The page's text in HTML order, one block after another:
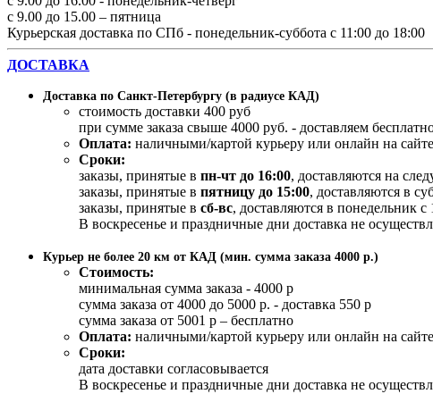
с 9.00 до 15.00 – пятница
Курьерская доставка по СПб - понедельник-суббота с 11:00 до 18:00
ДОСТАВКА
Доставка по Санкт-Петербургу (в радиусе КАД)
стоимость доставки 400 руб
при сумме заказа свыше 4000 руб. - доставляем
Оплата: наличными/картой курьеру или онлайн на сайте
Сроки:
заказы, принятые в пн-чт до 16:00, доставляются на
заказы, принятые в пятницу до 15:00, доставляются в
заказы, принятые в сб-вс, доставляются в понедельник с
В воскресенье и праздничные дни доставка не
Курьер не более 20 км от КАД (мин. сумма заказа 4000 р.)
Стоимость:
минимальная сумма заказа - 4000 р
сумма заказа от 4000 до 5000 р. - доставка 550 р
сумма заказа от 5001 р – бесплатно
Оплата: наличными/картой курьеру или онлайн на сайте
Сроки:
дата доставки согласовывается
В воскресенье и праздничные дни доставка не